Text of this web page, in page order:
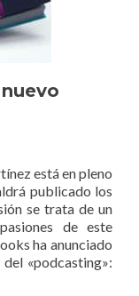
está en pleno
publicado los
se trata de un
de este
ha anunciado
«podcasting»: